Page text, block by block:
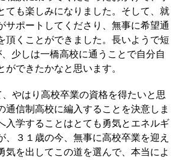
ても楽しみになりました。そして、就
サポートしてくださり、無事に希望通
頂くことができました。長いようで短
少しは一橋高校に通うことで自分自
ができたかなと思います。
やはり高校卒業の資格を得たいと思
通信制高校に編入することを決意しま
入学することはとても勇気とエネルギ
、３１歳の今、無事に高校卒業を迎え
気を出してこの道を選んで、本当によ